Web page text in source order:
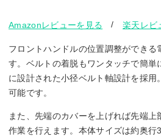
Amazonレビューを見る /楽天レビ
フロントハンドルの位置調整ができ
す。ベルトの着脱もワンタッチで簡単
に設計された小径ベルト軸設計を採用
可能です。
また、先端のカバーを上げれば先端上
作業を行えます。本体サイズは約奥行